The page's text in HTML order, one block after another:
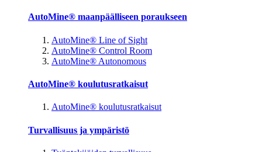
AutoMine® maanpäälliseen poraukseen
AutoMine® Line of Sight
AutoMine® Control Room
AutoMine® Autonomous
AutoMine® koulutusratkaisut
AutoMine® koulutusratkaisut
Turvallisuus ja ympäristö